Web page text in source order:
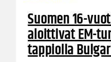
Suomen 16-
aloittivat EM-
tappiolla